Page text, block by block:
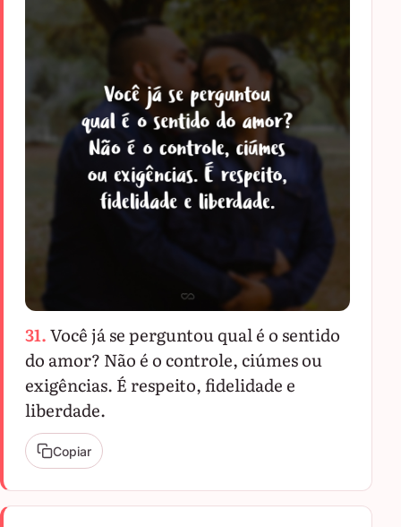
31.Você já se perguntou qual é o sentido
do amor? Não é o controle, ciúmes ou
exigências. É respeito, fidelidade e
liberdade.
Copiar